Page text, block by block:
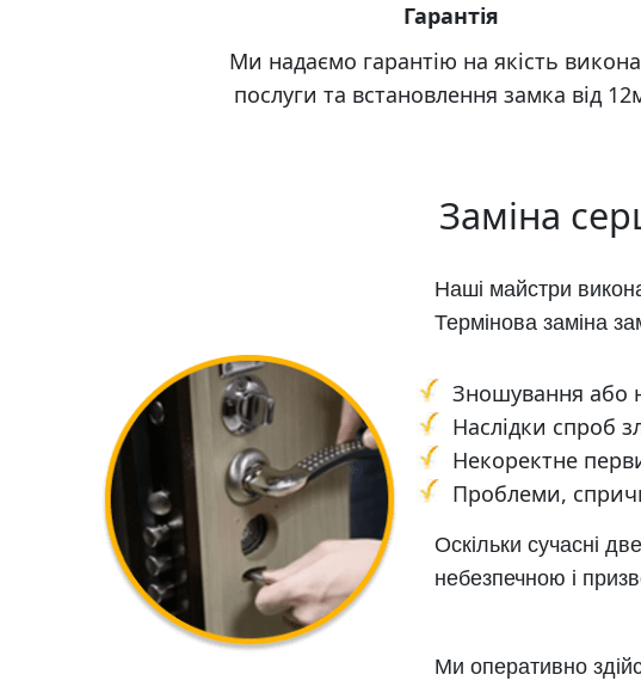
Гарантія
Ми надаємо гарантію на якість
послуги та встановлення замка від
Заміна
Наші майстри
Термінова заміна
Зношування або
Наслідки спроб
Некоректне
Проблеми,
Оскільки сучасні
небезпечною і
Ми оперативно